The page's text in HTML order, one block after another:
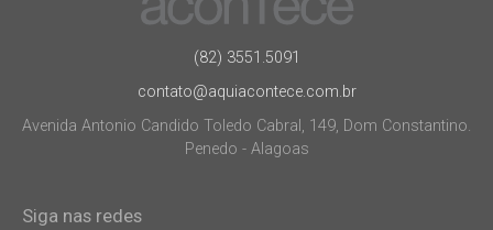
(82) 3551.5091
contato@aquiacontece.com.br
Avenida Antonio Candido Toledo Cabral, 149, Dom Constantino.
Penedo - Alagoas
Siga nas redes